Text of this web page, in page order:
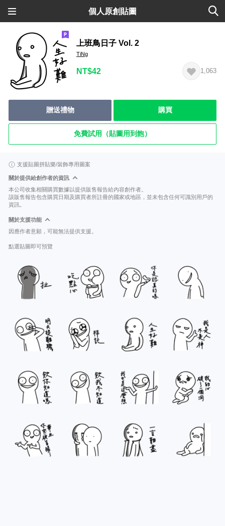
個人原創貼圖
上班鳥日子 Vol. 2
TiNg
NT$42 1,063
贈送禮物 購買
免費試用（貼圖用到飽）
支援貼圖拼貼樂/裝飾專用圖案
關於提供給創作者的資訊
本公司收集相關購買數據以提供販售報告給內容創作者。
該販售報告包含購買日期及購買者所註冊的國家或地區，並未包含任何可識別用戶的
資訊。
關於支援功能
因應作者意願，可能無法提供支援。
點選貼圖即可預覽